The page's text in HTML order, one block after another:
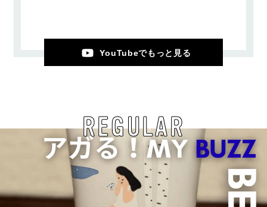
YouTubeでもっと見る
REGULAR